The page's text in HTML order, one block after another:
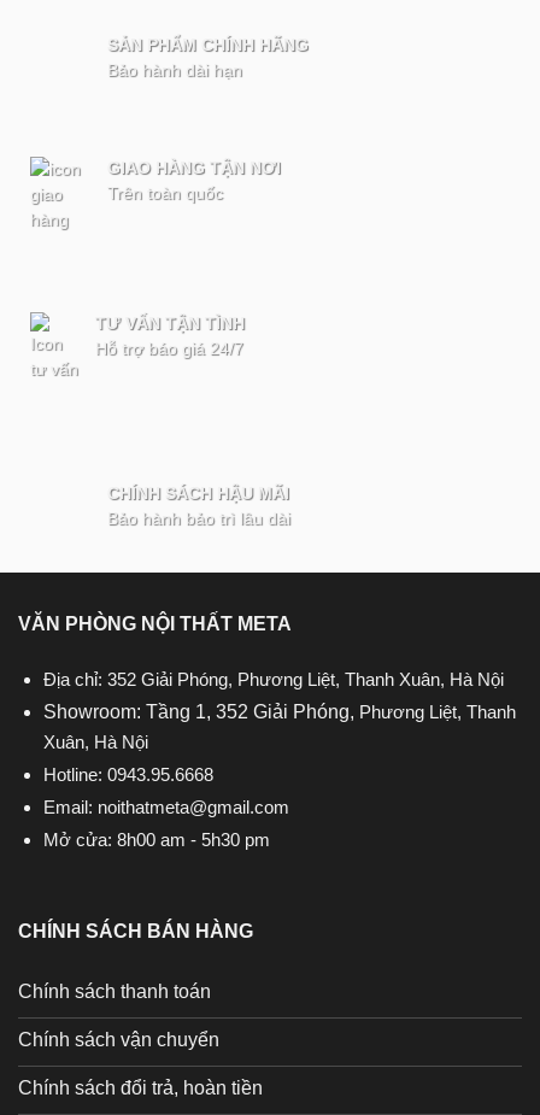
SẢN PHẨM CHÍNH HÃNG
Bảo hành dài hạn
GIAO HÀNG TẬN NƠI
Trên toàn quốc
TƯ VẤN TẬN TÌNH
Hỗ trợ báo giá 24/7
CHÍNH SÁCH HẬU MÃI
Bảo hành bảo trì lâu dài
VĂN PHÒNG NỘI THẤT META
Địa chỉ: 352 Giải Phóng, Phương Liệt, Thanh Xuân, Hà Nội
Showroom: Tầng 1, 352 Giải Phóng, Phương Liệt, Thanh
Xuân, Hà Nội
Hotline: 0943.95.6668
Email: noithatmeta@gmail.com
Mở cửa: 8h00 am - 5h30 pm
CHÍNH SÁCH BÁN HÀNG
Chính sách thanh toán
Chính sách vận chuyển
Chính sách đổi trả, hoàn tiền